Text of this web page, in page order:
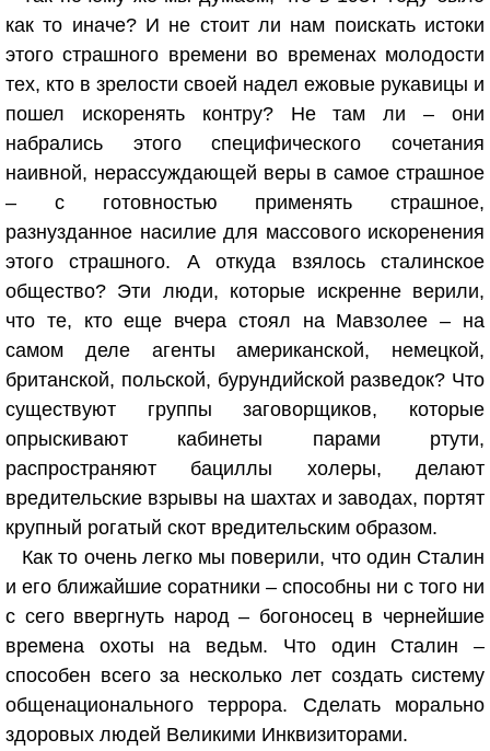
как то иначе? И не стоит ли нам поискать истоки
этого страшного времени во временах молодости
тех, кто в зрелости своей надел ежовые рукавицы и
пошел искоренять контру? Не там ли – они
набрались этого специфического сочетания
наивной, нерассуждающей веры в самое страшное
– с готовностью применять страшное,
разнузданное насилие для массового искоренения
этого страшного. А откуда взялось сталинское
общество? Эти люди, которые искренне верили,
что те, кто еще вчера стоял на Мавзолее – на
самом деле агенты американской, немецкой,
британской, польской, бурундийской разведок? Что
существуют группы заговорщиков, которые
опрыскивают кабинеты парами ртути,
распространяют бациллы холеры, делают
вредительские взрывы на шахтах и заводах, портят
крупный рогатый скот вредительским образом.
Как то очень легко мы поверили, что один Сталин
и его ближайшие соратники – способны ни с того ни
с сего ввергнуть народ – богоносец в чернейшие
времена охоты на ведьм. Что один Сталин –
способен всего за несколько лет создать систему
общенационального террора. Сделать морально
здоровых людей Великими Инквизиторами.